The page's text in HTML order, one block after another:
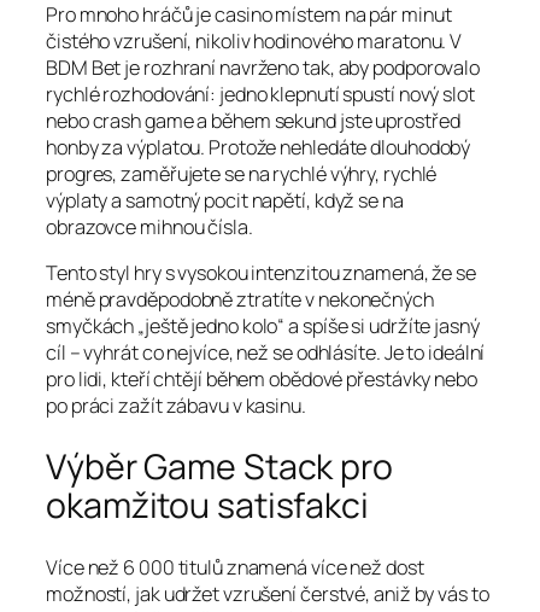
Pro mnoho hráčů je casino místem na pár minut
čistého vzrušení, nikoliv hodinového maratonu. V
BDM Bet je rozhraní navrženo tak, aby podporovalo
rychlé rozhodování: jedno klepnutí spustí nový slot
nebo crash game a během sekund jste uprostřed
honby za výplatou. Protože nehledáte dlouhodobý
progres, zaměřujete se na rychlé výhry, rychlé
výplaty a samotný pocit napětí, když se na
obrazovce mihnou čísla.
Tento styl hry s vysokou intenzitou znamená, že se
méně pravděpodobně ztratíte v nekonečných
smyčkách „ještě jedno kolo“ a spíše si udržíte jasný
cíl – vyhrát co nejvíce, než se odhlásíte. Je to ideální
pro lidi, kteří chtějí během obědové přestávky nebo
po práci zažít zábavu v kasinu.
Výběr Game Stack pro
okamžitou satisfakci
Více než 6 000 titulů znamená více než dost
možností, jak udržet vzrušení čerstvé, aniž by vás to